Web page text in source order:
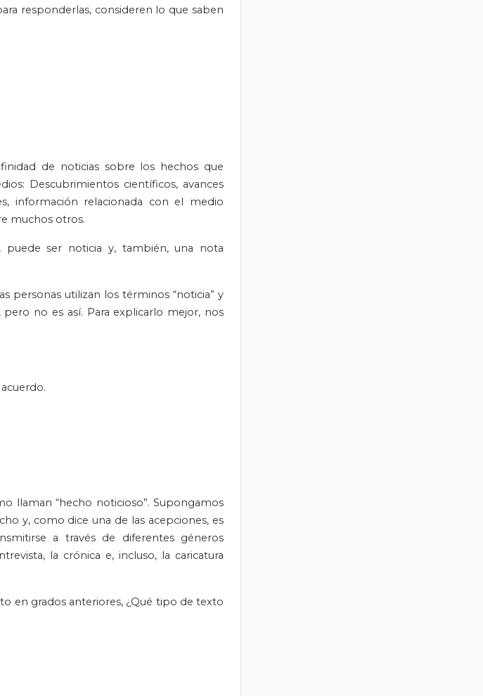
responderlas, consideren lo que saben
de noticias sobre los hechos que
Descubrimientos científicos, avances
información relacionada con el medio
muchos otros.
ser noticia y, también, una nota
personas utilizan los términos “noticia” y
no es así. Para explicarlo mejor, nos
llaman “hecho noticioso”. Supongamos
y, como dice una de las acepciones, es
a través de diferentes géneros
la crónica e, incluso, la caricatura
en grados anteriores, ¿Qué tipo de texto